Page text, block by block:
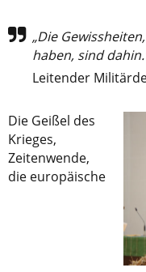
„Die
haben, sind
Leitender
Die Geißel des
Krieges,
Zeitenwende,
die europäische